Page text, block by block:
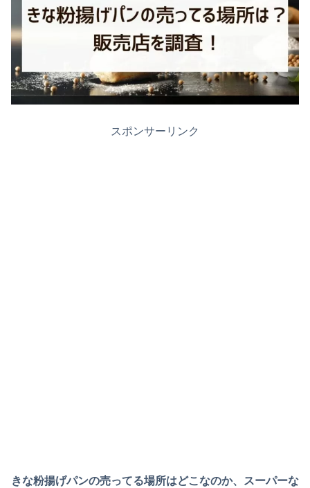
スポンサーリンク
きな粉揚げパンの売ってる場所はどこなのか、スーパーな